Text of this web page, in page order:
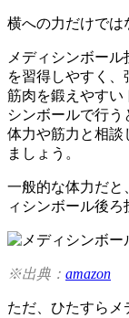
横への力だけでは
メディシンボー
を習得しやすく
筋肉を鍛えやすい
シンボールで行う
体力や筋力と相談
ましょう。
一般的な体力だと
ィシンボール後ろ
※出典： amazon
ただ、ひたすらメ